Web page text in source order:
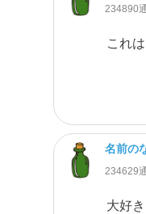
234890
これ
名前の
234629
大好